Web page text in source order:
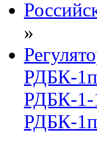
»
РДБК-
РДБК-1-
РДБК-